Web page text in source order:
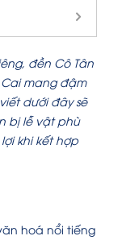
đền Cô Tân
mang đậm
dưới đây sẽ
bị lễ vật phù
khi kết hợp
hoá nổi tiếng